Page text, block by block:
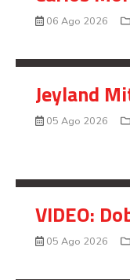
06 Ago 2026
Jeyland
05 Ago 2026
VIDEO:
05 Ago 2026